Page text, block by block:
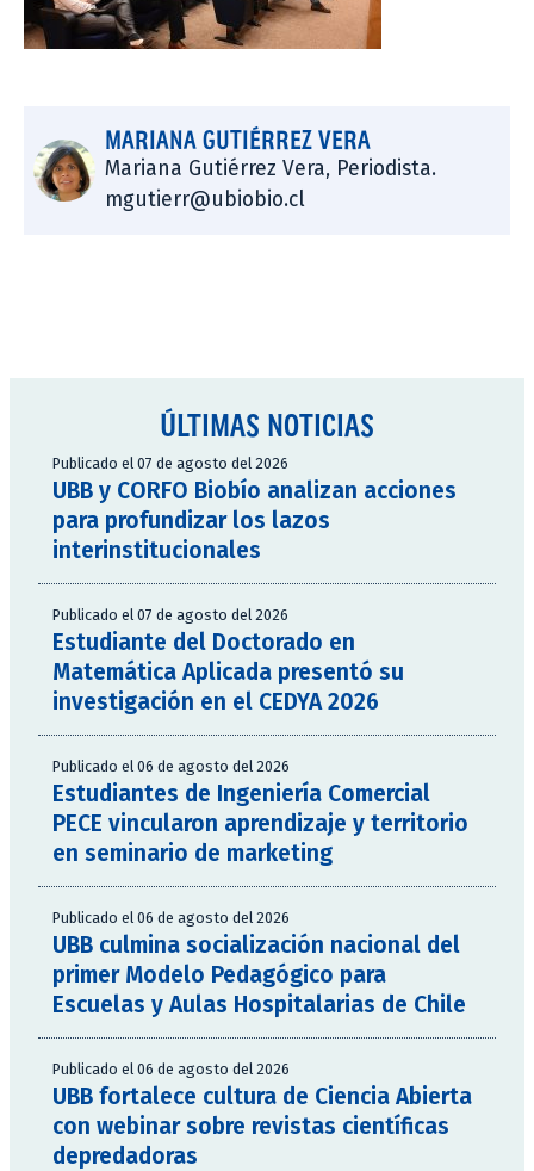
MARIANA GUTIÉRREZ VERA
Mariana Gutiérrez Vera, Periodista.
mgutierr@ubiobio.cl
ÚLTIMAS NOTICIAS
Publicado el 07 de agosto del 2026
UBB y CORFO Biobío analizan acciones
para profundizar los lazos
interinstitucionales
Publicado el 07 de agosto del 2026
Estudiante del Doctorado en
Matemática Aplicada presentó su
investigación en el CEDYA 2026
Publicado el 06 de agosto del 2026
Estudiantes de Ingeniería Comercial
PECE vincularon aprendizaje y territorio
en seminario de marketing
Publicado el 06 de agosto del 2026
UBB culmina socialización nacional del
primer Modelo Pedagógico para
Escuelas y Aulas Hospitalarias de Chile
Publicado el 06 de agosto del 2026
UBB fortalece cultura de Ciencia Abierta
con webinar sobre revistas científicas
depredadoras